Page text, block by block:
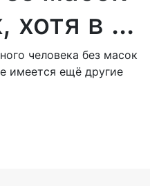
хотя в ...
человека без масок
имеется ещё другие